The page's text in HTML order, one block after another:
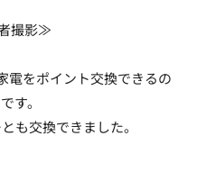
撮影≫
電をポイント交換できるの
す。
も交換できました。